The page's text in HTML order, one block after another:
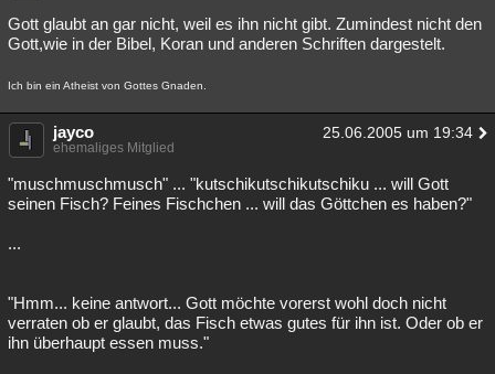
Gott glaubt an gar nicht, weil es ihn nicht gibt. Zumindest nicht den
Gott,wie in der Bibel, Koran und anderen Schriften dargestelt.
Ich bin ein Atheist von Gottes Gnaden.
jayco 25.06.2005 um 19:34
ehemaliges Mitglied
"muschmuschmusch" ... "kutschikutschikutschiku ... will Gott
seinen Fisch? Feines Fischchen ... will das Göttchen es haben?"
...
"Hmm... keine antwort... Gott möchte vorerst wohl doch nicht
verraten ob er glaubt, das Fisch etwas gutes für ihn ist. Oder ob er
ihn überhaupt essen muss."